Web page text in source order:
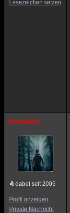
Lesezeichen setzen
derraucher
dabei seit 2005
Profil anzeigen
Private Nachricht